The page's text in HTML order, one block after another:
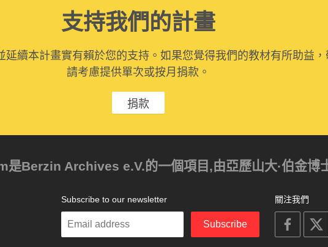
支持我們的計畫
延續本計畫實有賴於您的支持。如果您覺得我們的教材有所助益，
請考慮提供單次或按月捐款。
捐款
Berzin Archives e.V.的一個項目,由亞歷山大·伯金博
關注我們
on
Subscribe to our newsletter
Enter
Subscribe